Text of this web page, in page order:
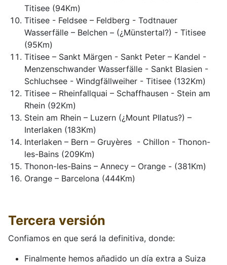
Titisee (94Km)
Titisee - Feldsee – Feldberg - Todtnauer
Wasserfälle – Belchen – (¿Münstertal?) - Titisee
(95Km)
Titisee – Sankt Märgen - Sankt Peter – Kandel -
Menzenschwander Wasserfälle - Sankt Blasien -
Schluchsee - Windgfällweiher - Titisee (132Km)
Titisee – Rheinfallquai – Schaffhausen - Stein am
Rhein (92Km)
Stein am Rhein – Luzern (¿Mount PIlatus?) –
Interlaken (183Km)
Interlaken – Bern – Gruyères - Chillon - Thonon-
les-Bains (209Km)
Thonon-les-Bains – Annecy – Orange - (381Km)
Orange – Barcelona (444Km)
Tercera versión
Confiamos en que será la definitiva, donde:
Finalmente hemos añadido un día extra a Suiza